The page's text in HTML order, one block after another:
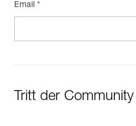
Email *
Tritt der Community